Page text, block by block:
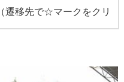
（遷移先で☆マークをクリ